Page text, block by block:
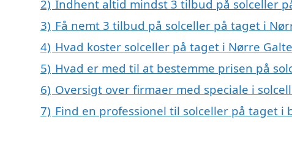
2) Indhent altid mindst 3 tilbud på solceller
3) Få nemt 3 tilbud på solceller på taget i
4) Hvad koster solceller på taget i Nørre
5) Hvad er med til at bestemme prisen på
6) Oversigt over firmaer med speciale i
7) Find en professionel til solceller på taget i